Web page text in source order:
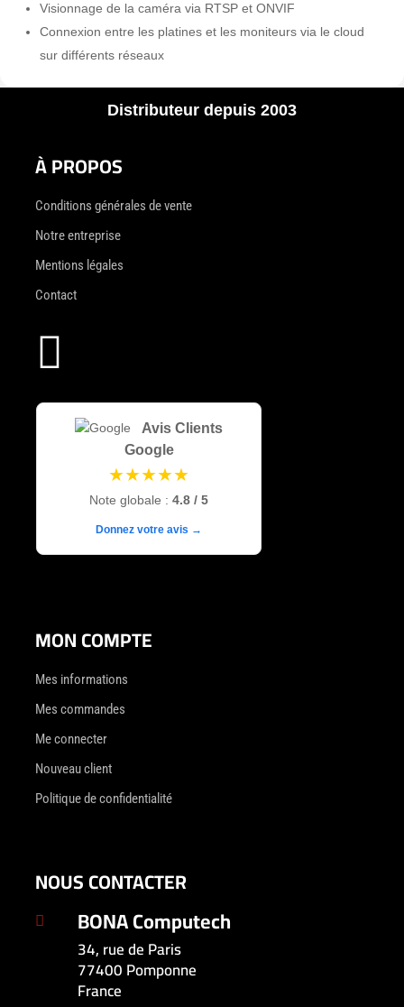
Visionnage de la caméra via RTSP et ONVIF
Connexion entre les platines et les moniteurs via le cloud
sur différents réseaux
Distributeur depuis 2003
À PROPOS
Conditions générales de vente
Notre entreprise
Mentions légales
Contact

Avis Clients
Google
★★★★★
Note globale : 4.8 / 5
Donnez votre avis →
MON COMPTE
Mes informations
Mes commandes
Me connecter
Nouveau client
Politique de confidentialité
NOUS CONTACTER
 BONA Computech
34, rue de Paris
77400 Pomponne
France